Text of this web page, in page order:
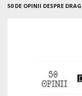
50 DE OPINII DESPRE